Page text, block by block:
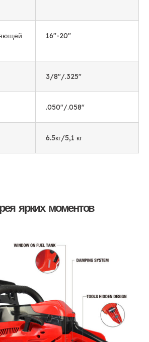
16"-20"
3/8"/.325"
.050"/.058"
6.5кг/5,1 кг
ярких моментов